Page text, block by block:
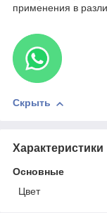
применения в
Скрыть
Характеристики
Основные
Цвет